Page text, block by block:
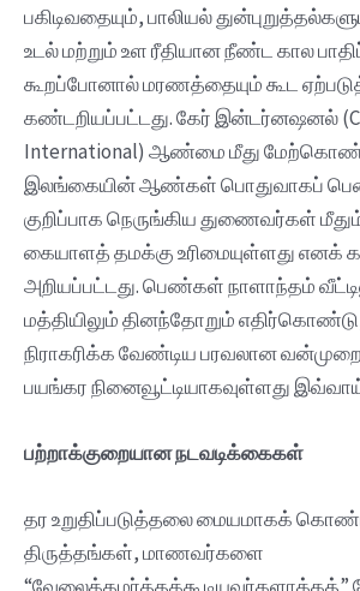
பகிடிவதையும், பாலியல்
உடல் மற்றும் உள ரீதியான நீண்ட கால
கூறப்போனால் மரணத்தையும் கூட
கண்டறியப்பட்டது. கேர் இன்டர்னஷனல்
International) ஆண்மை மீது
இலங்கையின் ஆண்கள் பொதுவாகப்
குறிப்பாக நெருங்கிய துணைவர்கள்
கையாளத் தமக்கு உரிமையுள்ளது எனக்
அறியப்பட்டது. பெண்கள் நாளாந்தம்
மத்தியிலும் தினந்தோறும் எதிர்கொண்டு,
நிராகரிக்க வேண்டிய பரவலான
பயங்கர நினைவூட்டியாகவுள்ளது
பற்றாக்குறையான நடவடிக்கைகள்
தர உறுதிப்படுத்தலை மையமாகக்
திருத்தங்கள், மாணவர்களை